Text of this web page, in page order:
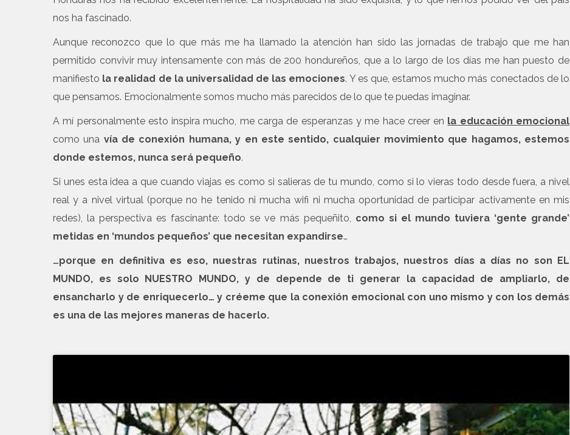
nos ha fascinado.
Aunque reconozco que lo que más me ha llamado la atención han sido las jornadas de trabajo que me han
permitido convivir muy intensamente con más de 200 hondureños, que a lo largo de los días me han puesto de
manifiesto la realidad de la universalidad de las emociones. Y es que, estamos mucho más conectados de lo
que pensamos. Emocionalmente somos mucho más parecidos de lo que te puedas imaginar.
A mí personalmente esto inspira mucho, me carga de esperanzas y me hace creer en la educación emocional
como una vía de conexión humana, y en este sentido, cualquier movimiento que hagamos, estemos
donde estemos, nunca será pequeño.
Si unes esta idea a que cuando viajas es como si salieras de tu mundo, como si lo vieras todo desde fuera, a nivel
real y a nivel virtual (porque no he tenido ni mucha wifi ni mucha oportunidad de participar activamente en mis
redes), la perspectiva es fascinante: todo se ve más pequeñito, como si el mundo tuviera ‘gente grande’
metidas en ‘mundos pequeños’ que necesitan expandirse…
…porque en definitiva es eso, nuestras rutinas, nuestros trabajos, nuestros días a días no son EL
MUNDO, es solo NUESTRO MUNDO, y de depende de ti generar la capacidad de ampliarlo, de
ensancharlo y de enriquecerlo… y créeme que la conexión emocional con uno mismo y con los demás
es una de las mejores maneras de hacerlo.